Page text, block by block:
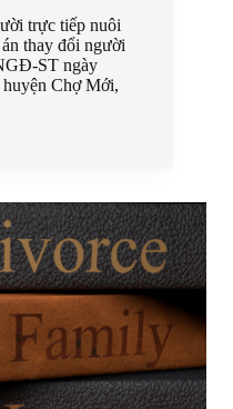
trực tiếp nuôi
thay đổi người
ST ngày
huyện Chợ Mới,